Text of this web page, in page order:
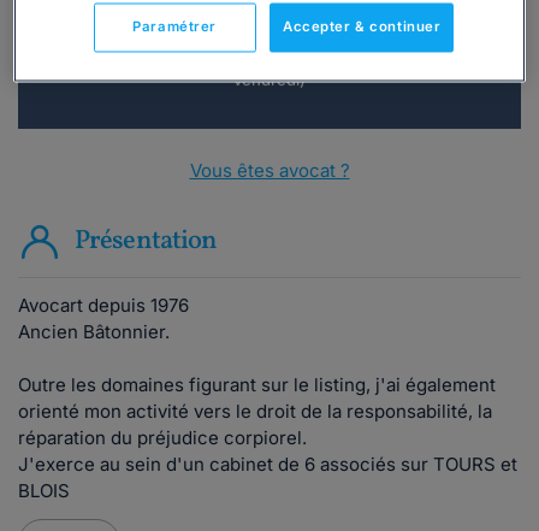
ou appelez le01 75 75 42 33(8h à 21h du lundi au
vendredi)
Vous êtes avocat ?
Présentation
Avocart depuis 1976
Ancien Bâtonnier.
Outre les domaines figurant sur le listing, j'ai également
orienté mon activité vers le droit de la responsabilité, la
réparation du préjudice corpiorel.
J'exerce au sein d'un cabinet de 6 associés sur TOURS et
BLOIS
Accepter & continuer
Paramétrer